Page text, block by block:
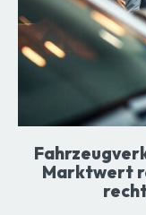
Marktwert